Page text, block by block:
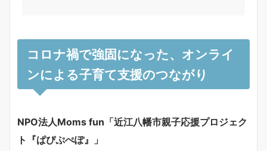
コロナ禍で強固になった、オンライ
ンによる子育て支援のつながり
NPO法人Moms fun「近江八幡市親子応援プロジェク
ト『ぱぴぷぺぽ』」